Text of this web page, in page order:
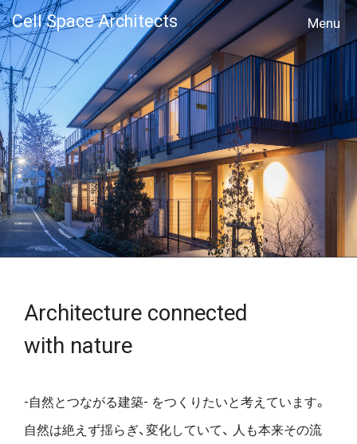
Cell Space Architects
MENU
Architecture connected
with nature
-自然とつながる建築- をつくりたいと考えています。
自然は絶えず揺らぎ、変化していて、
人も本来その流